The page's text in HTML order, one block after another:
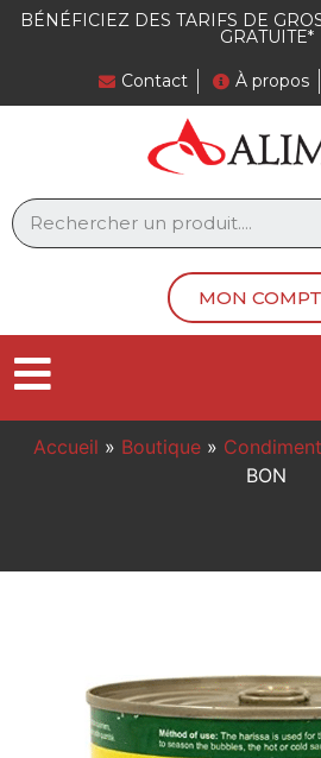
BÉNÉFICIEZ DES TARIFS DE
GRATUITE*
Contact À propos
MON
Accueil » Boutique »
BON